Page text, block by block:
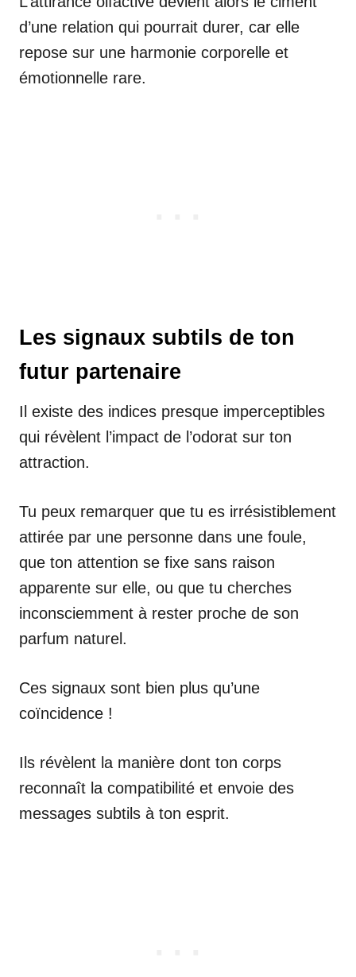
d’une relation qui pourrait durer, car elle
repose sur une harmonie corporelle et
émotionnelle rare.
Les signaux subtils de ton
futur partenaire
Il existe des indices presque imperceptibles
qui révèlent l’impact de l’odorat sur ton
attraction.
Tu peux remarquer que tu es irrésistiblement
attirée par une personne dans une foule,
que ton attention se fixe sans raison
apparente sur elle, ou que tu cherches
inconsciemment à rester proche de son
parfum naturel.
Ces signaux sont bien plus qu’une
coïncidence !
Ils révèlent la manière dont ton corps
reconnaît la compatibilité et envoie des
messages subtils à ton esprit.